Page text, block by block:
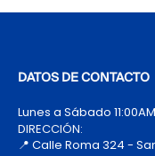
DATOS DE CONTACTO
Lunes a Sábado
DIRECCIÓN:
📍 Calle Roma 324 -